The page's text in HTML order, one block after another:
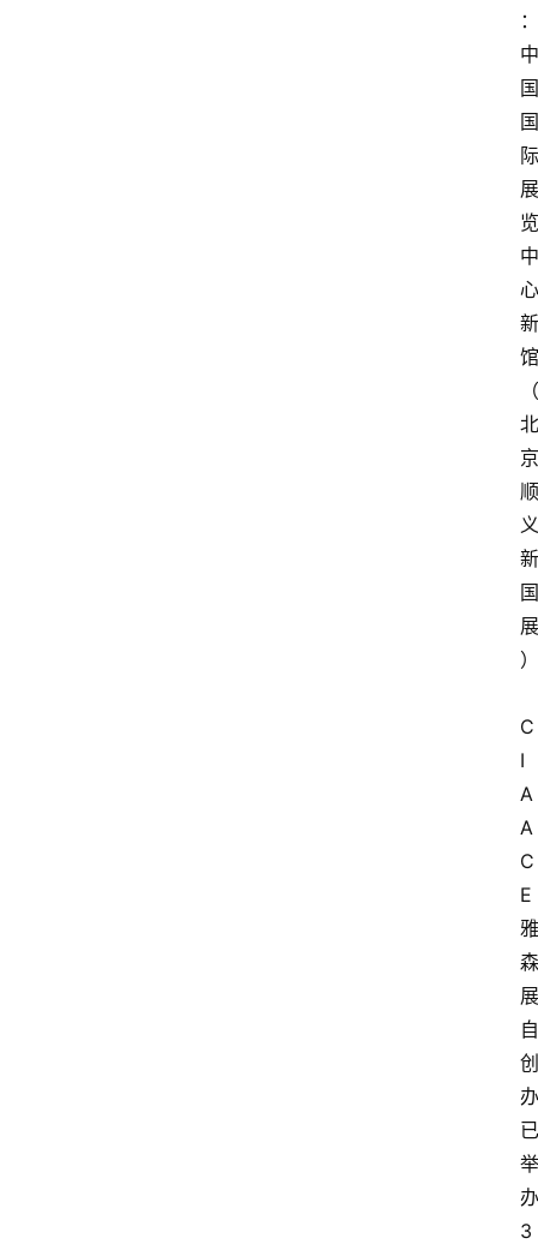
：
中
国
国
际
展
览
中
心
新
馆
（
北
京
顺
义
新
国
展
）
C
I
A
A
C
E
雅
森
展
自
创
办
已
举
办
3